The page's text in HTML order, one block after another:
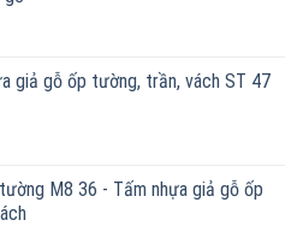
giả gỗ ốp tường, trần, vách ST 47
M8 36 - Tấm nhựa giả gỗ ốp